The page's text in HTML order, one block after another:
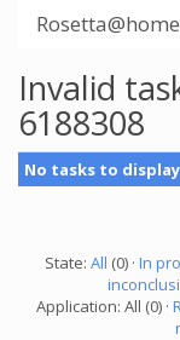
Rosetta@home
Invalid
6188308
No tasks to display
State: All (0) · In
Application: All (0) ·